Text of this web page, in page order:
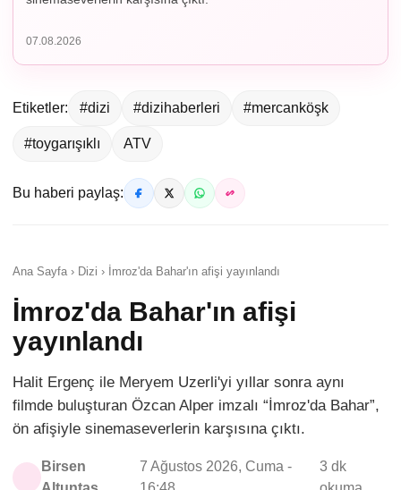
07.08.2026
Etiketler: #dizi #dizihaberleri #mercanköşk
#toygarışıklı ATV
Bu haberi paylaş:
Ana Sayfa › Dizi › İmroz'da Bahar'ın afişi yayınlandı
İmroz'da Bahar'ın afişi
yayınlandı
Halit Ergenç ile Meryem Uzerli'yi yıllar sonra aynı
filmde buluşturan Özcan Alper imzalı “İmroz'da Bahar”,
ön afişiyle sinemaseverlerin karşısına çıktı.
Birsen
7 Ağustos 2026, Cuma -
3 dk